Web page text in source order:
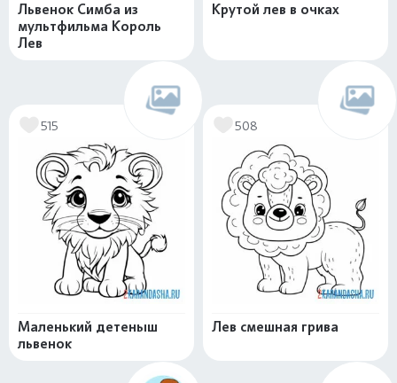
Львенок Симба из
мультфильма Король
Лев
Крутой лев в очках
515
Маленький детеныш
львенок
508
Лев смешная грива